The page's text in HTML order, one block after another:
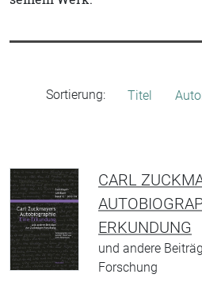
Sortierung: Titel
CARL
ERKUNDUNG
und andere
Forschung